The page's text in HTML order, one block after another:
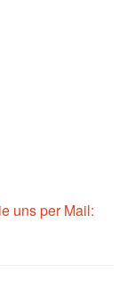
uns per Mail: